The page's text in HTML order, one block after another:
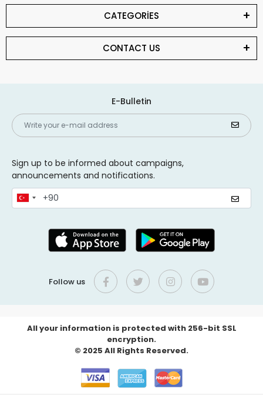
CATEGORİES
CONTACT US
E-Bulletin
Sign up to be informed about campaigns,
announcements and notifications.
Follow us
All your information is protected with 256-bit SSL
encryption.
© 2025 All Rights Reserved.